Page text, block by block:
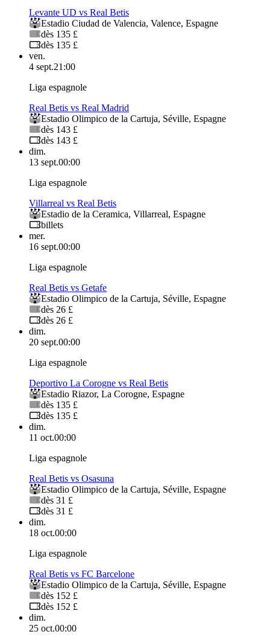
Levante UD vs Real Betis
Estadio Ciudad de Valencia, Valence, Espagne
dès 135 £
dès 135 £
ven.
4 sept.21:00
Liga espagnole
Real Betis vs Real Madrid
Estadio Olimpico de la Cartuja, Séville, Espagne
dès 143 £
dès 143 £
dim.
13 sept.00:00
Liga espagnole
Villarreal vs Real Betis
Estadio de la Ceramica, Villarreal, Espagne
billets
mer.
16 sept.00:00
Liga espagnole
Real Betis vs Getafe
Estadio Olimpico de la Cartuja, Séville, Espagne
dès 26 £
dès 26 £
dim.
20 sept.00:00
Liga espagnole
Deportivo La Corogne vs Real Betis
Estadio Riazor, La Corogne, Espagne
dès 135 £
dès 135 £
dim.
11 oct.00:00
Liga espagnole
Real Betis vs Osasuna
Estadio Olimpico de la Cartuja, Séville, Espagne
dès 31 £
dès 31 £
dim.
18 oct.00:00
Liga espagnole
Real Betis vs FC Barcelone
Estadio Olimpico de la Cartuja, Séville, Espagne
dès 152 £
dès 152 £
dim.
25 oct.00:00